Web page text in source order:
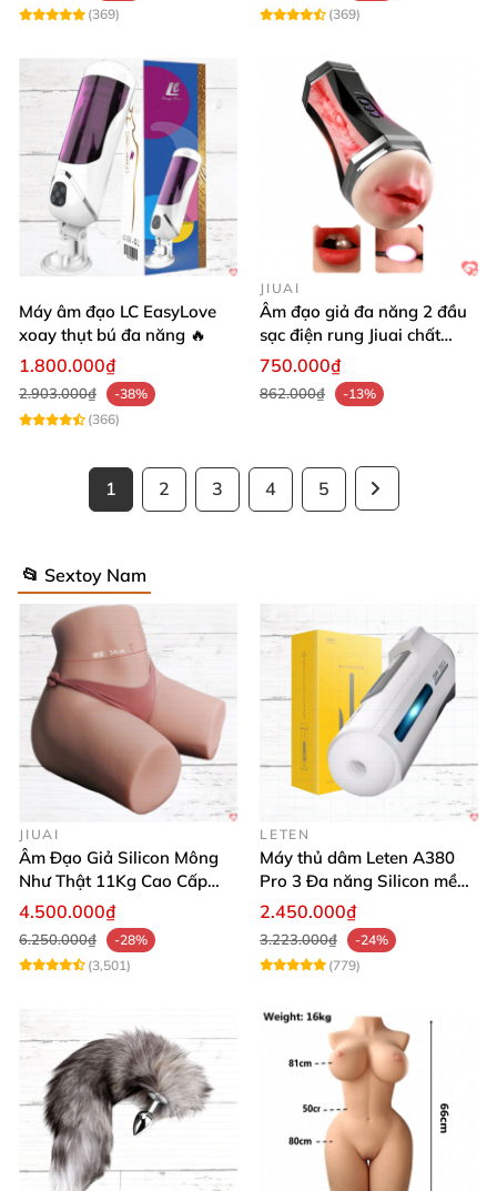
(369)
(369)
Máy âm đạo LC EasyLove
xoay thụt bú đa năng 🔥
1.800.000₫
2.903.000₫
-38%
(366)
JIUAI
Âm đạo giả đa năng 2 đầu
sạc điện rung Jiuai chất
lượng cao
750.000₫
862.000₫ -13%
1 2 3 4 5
📂 Sextoy Nam
JIUAI
Âm Đạo Giả Silicon Mông
Như Thật 11Kg Cao Cấp
Tăng Khoái Cảm
4.500.000₫
6.250.000₫
-28%
(3,501)
LETEN
Máy thủ dâm Leten A380
Pro 3 Đa năng Silicon mềm
mại Cảm giác thật
2.450.000₫
3.223.000₫
-24%
(779)